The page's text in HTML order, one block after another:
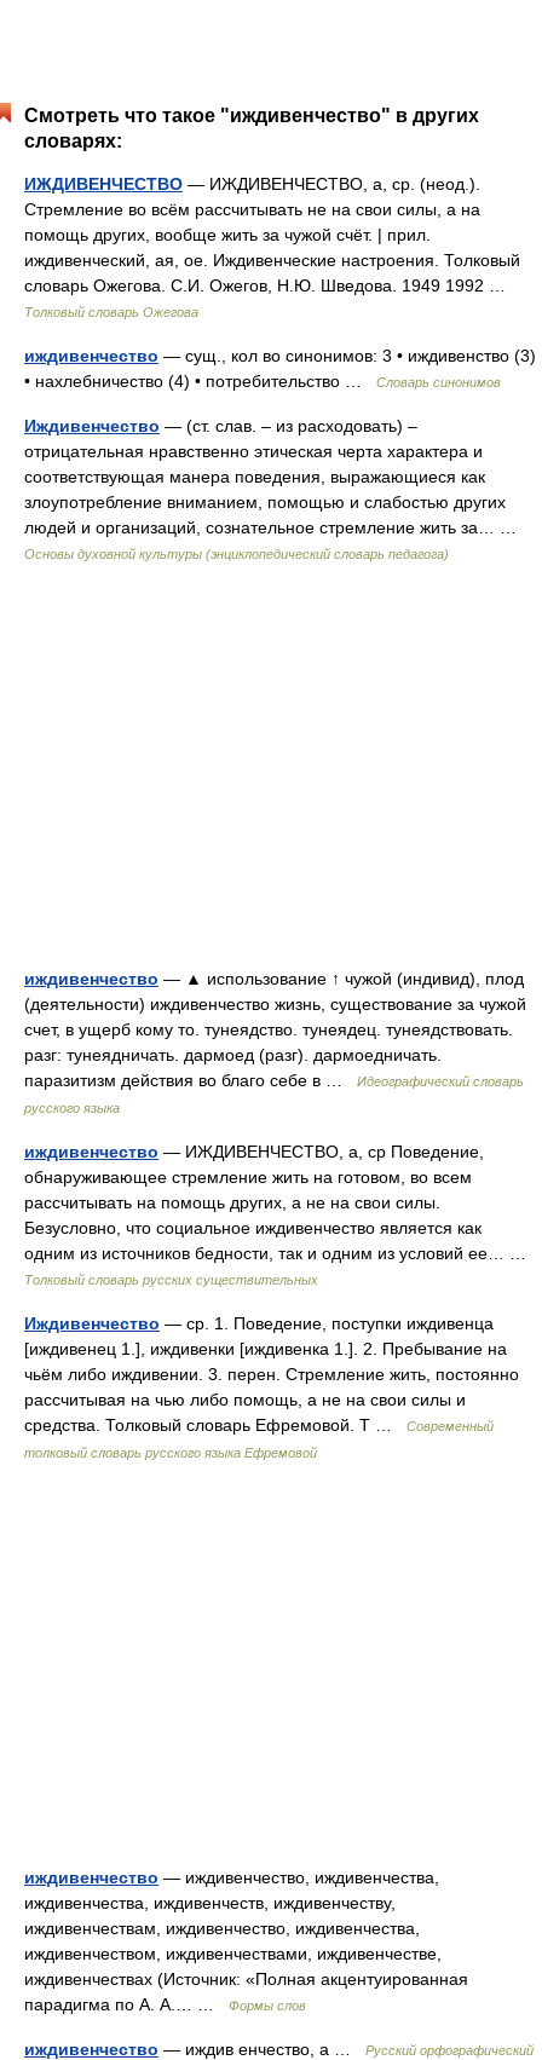
Смотреть что такое "иждивенчество" в других
словарях:
ИЖДИВЕНЧЕСТВО — ИЖДИВЕНЧЕСТВО, а, ср. (неод.).
Стремление во всём рассчитывать не на свои силы, а на
помощь других, вообще жить за чужой счёт. | прил.
иждивенческий, ая, ое. Иждивенческие настроения. Толковый
словарь Ожегова. С.И. Ожегов, Н.Ю. Шведова. 1949 1992 …
Толковый словарь Ожегова
иждивенчество — сущ., кол во синонимов: 3 • иждивенство (3)
• нахлебничество (4) • потребительство …
Словарь синонимов
Иждивенчество — (ст. слав. – из расходовать) –
отрицательная нравственно этическая черта характера и
соответствующая манера поведения, выражающиеся как
злоупотребление вниманием, помощью и слабостью других
людей и организаций, сознательное стремление жить за… …
Основы духовной культуры (энциклопедический словарь педагога)
иждивенчество — ▲ использование ↑ чужой (индивид), плод
(деятельности) иждивенчество жизнь, существование за чужой
счет, в ущерб кому то. тунеядство. тунеядец. тунеядствовать.
разг: тунеядничать. дармоед (разг). дармоедничать.
паразитизм действия во благо себе в …
Идеографический словарь
русского языка
иждивенчество — ИЖДИВЕНЧЕСТВО, а, ср Поведение,
обнаруживающее стремление жить на готовом, во всем
рассчитывать на помощь других, а не на свои силы.
Безусловно, что социальное иждивенчество является как
одним из источников бедности, так и одним из условий ее… …
Толковый словарь русских существительных
Иждивенчество — ср. 1. Поведение, поступки иждивенца
[иждивенец 1.], иждивенки [иждивенка 1.]. 2. Пребывание на
чьём либо иждивении. 3. перен. Стремление жить, постоянно
рассчитывая на чью либо помощь, а не на свои силы и
средства. Толковый словарь Ефремовой. Т …
Современный
толковый словарь русского языка Ефремовой
иждивенчество — иждивенчество, иждивенчества,
иждивенчества, иждивенчеств, иждивенчеству,
иждивенчествам, иждивенчество, иждивенчества,
иждивенчеством, иждивенчествами, иждивенчестве,
иждивенчествах (Источник: «Полная акцентуированная
парадигма по А. А.… …
Формы слов
иждивенчество — иждив енчество, а …
Русский орфографический